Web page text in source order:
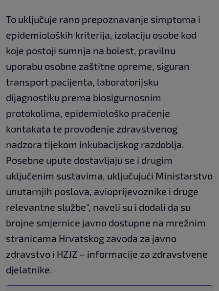
To uključuje rano prepoznavanje simptoma i
epidemioloških kriterija, izolaciju osobe kod
koje postoji sumnja na bolest, pravilnu
uporabu osobne zaštitne opreme, siguran
transport pacijenta, laboratorijsku
dijagnostiku prema biosigurnosnim
protokolima, epidemiološko praćenje
kontakata te provođenje zdravstvenog
nadzora tijekom inkubacijskog razdoblja.
Posebne upute dostavljaju se i drugim
uključenim sustavima, uključujući Ministarstvo
unutarnjih poslova, avioprijevoznike i druge
relevantne službe", naveli su i dodali da su
brojne smjernice javno dostupne na mrežnim
stranicama Hrvatskog zavoda za javno
zdravstvo i HZJZ – informacije za zdravstvene
djelatnike.